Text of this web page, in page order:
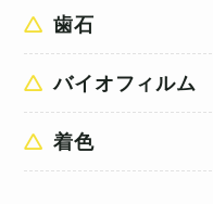
歯石
バイオフィルム
着色